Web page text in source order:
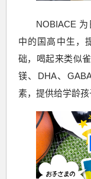
NOBIACE
中的国高中生，
础，喝起来类似
镁、DHA、
素，提供给学龄孩